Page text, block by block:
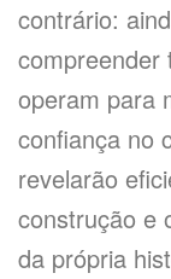
contrário:
compreender
operam para
confiança no
revelarão
construção e
da própria